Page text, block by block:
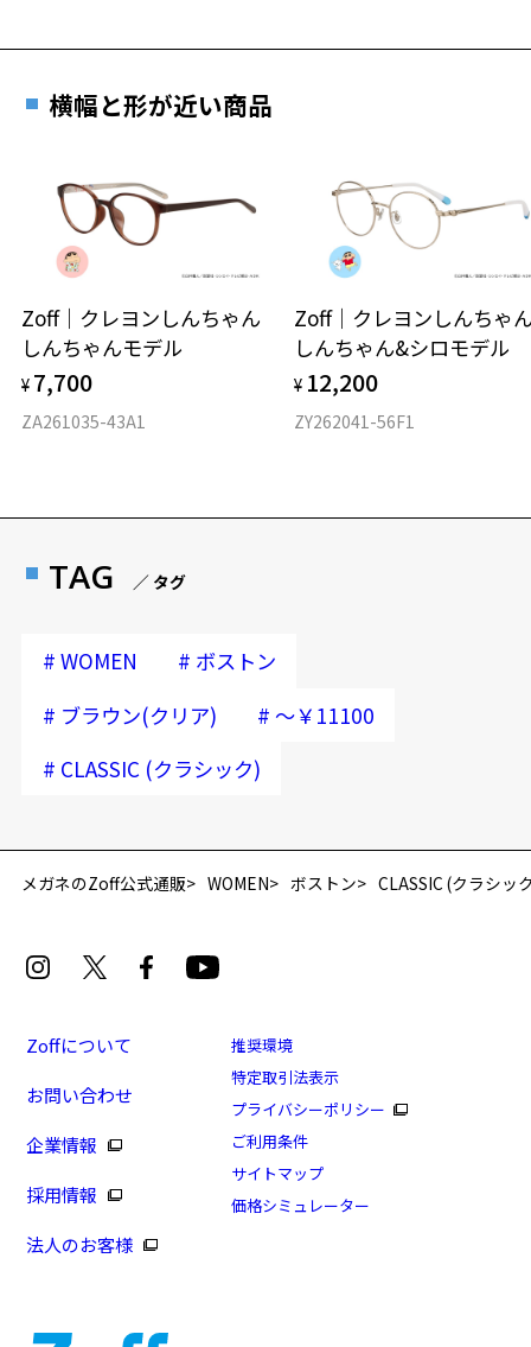
横幅と形が近い商品
Zoff｜クレヨンしんちゃん
しんちゃんモデル
¥ 7,700
ZA261035-43A1
Zoff｜クレヨンしんち
しんちゃん&シロモデル
¥ 12,200
ZY262041-56F1
TAG ／ タグ
# WOMEN # ボストン
# ブラウン(クリア) # ～￥11100
# CLASSIC (クラシック)
メガネのZoff公式通販 WOMEN ボストン CLASSIC (クラシッ
Zoffについて
お問い合わせ
企業情報
採用情報
法人のお客様
推奨環境
特定取引法表示
プライバシーポリシー
ご利用条件
サイトマップ
価格シミュレーター